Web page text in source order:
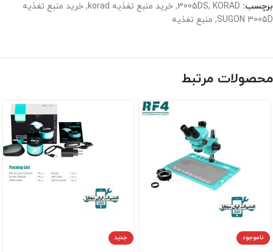
برچسب:
3005DS, KORAD
, خرید منبع تغذیه korad , خرید منبع تغذیه
SUGON 3005D
, منبع تغذیه
محصولات مرتبط
ناموجود جدید